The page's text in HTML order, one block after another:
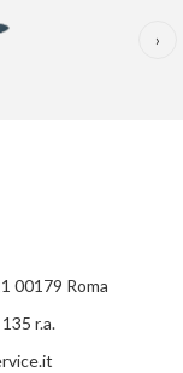
›
00179 Roma
r.a.